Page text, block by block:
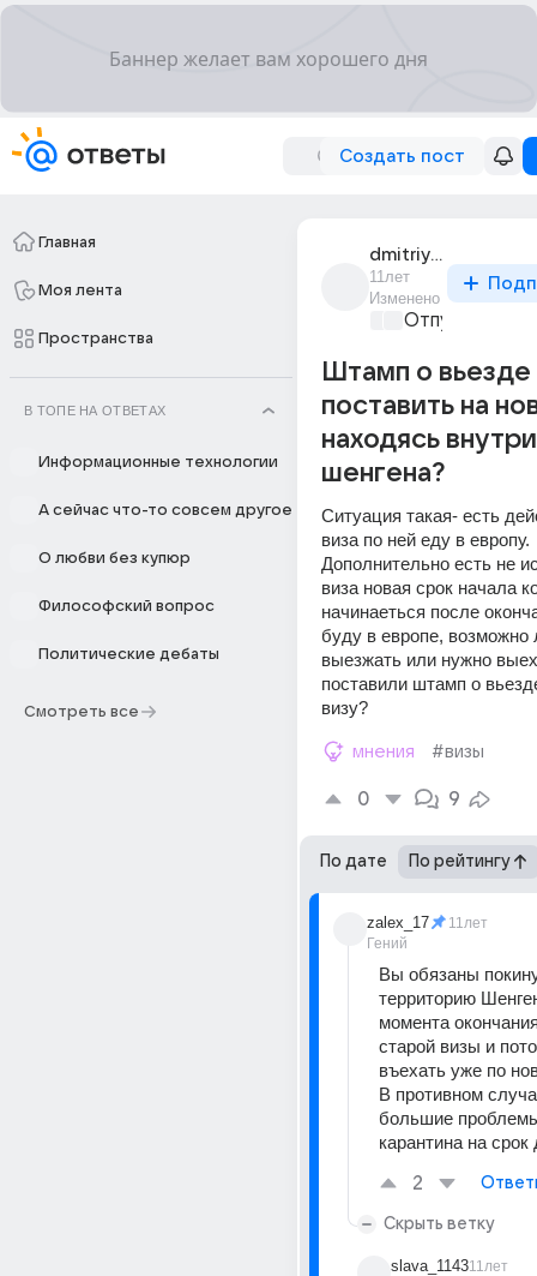
Создать пост
Главная
Моя лента
Пространства
В ТОПЕ НА ОТВЕТАХ
Информационные технологии
А сейчас что-то совсем другое
О любви без купюр
Философский вопрос
Политические дебаты
Смотреть все
dmitriy_2616
11лет
Изменено
Отпуск мечты
Штамп о вьезде
поставить на
находясь внутри
шенгена?
Ситуация такая- есть
виза по ней еду в европу.
Дополнительно есть не
виза новая срок начала
начинаеться после
буду в европе, возможно
выезжать или нужно
поставили штамп о
визу?
мнения #визы
0 9
По дате По рейтингу
zalex_17
Гений
11лет
Вы обязаны
территорию
момента
старой визы и
въехать уже по
В противном
большие
карантина на срок
2
Скрыть ветку
slava_114311лет